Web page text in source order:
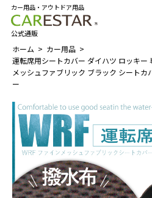
カー用品・アウトドア用品
公式通販
ホーム
カー用品
運転席用シートカバー ダイハツ ロッキー
メッシュファブリック ブラック シート
ー